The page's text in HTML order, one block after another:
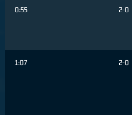
0:55 2-0
1:07 2-0